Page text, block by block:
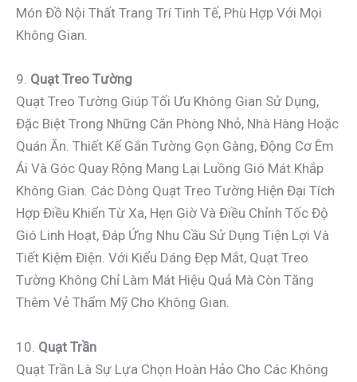
Món Đồ Nội Thất Trang Trí Tinh Tế, Phù Hợp Với Mọi
Không Gian.
9. Quạt Treo Tường
Quạt Treo Tường Giúp Tối Ưu Không Gian Sử Dụng,
Đặc Biệt Trong Những Căn Phòng Nhỏ, Nhà Hàng Hoặc
Quán Ăn. Thiết Kế Gắn Tường Gọn Gàng, Động Cơ Êm
Ái Và Góc Quay Rộng Mang Lại Luồng Gió Mát Khắp
Không Gian. Các Dòng Quạt Treo Tường Hiện Đại Tích
Hợp Điều Khiển Từ Xa, Hẹn Giờ Và Điều Chỉnh Tốc Độ
Gió Linh Hoạt, Đáp Ứng Nhu Cầu Sử Dụng Tiện Lợi Và
Tiết Kiệm Điện. Với Kiểu Dáng Đẹp Mắt, Quạt Treo
Tường Không Chỉ Làm Mát Hiệu Quả Mà Còn Tăng
Thêm Vẻ Thẩm Mỹ Cho Không Gian.
10. Quạt Trần
Quạt Trần Là Sự Lựa Chọn Hoàn Hảo Cho Các Không